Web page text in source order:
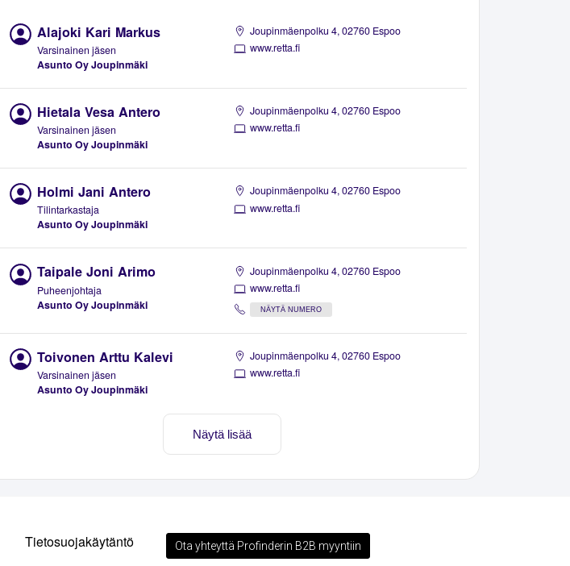
Alajoki Kari Markus
Varsinainen jäsen
Asunto Oy Joupinmäki
Joupinmäenpolku 4, 02760 Espoo
www.retta.fi
Hietala Vesa Antero
Varsinainen jäsen
Asunto Oy Joupinmäki
Joupinmäenpolku 4, 02760 Espoo
www.retta.fi
Holmi Jani Antero
Tilintarkastaja
Asunto Oy Joupinmäki
Joupinmäenpolku 4, 02760 Espoo
www.retta.fi
Taipale Joni Arimo
Puheenjohtaja
Asunto Oy Joupinmäki
Joupinmäenpolku 4, 02760 Espoo
www.retta.fi
NÄYTÄ NUMERO
Toivonen Arttu Kalevi
Varsinainen jäsen
Asunto Oy Joupinmäki
Joupinmäenpolku 4, 02760 Espoo
www.retta.fi
Näytä lisää
Tietosuojakäytäntö Ota yhteyttä Profinderin B2B myyntiin